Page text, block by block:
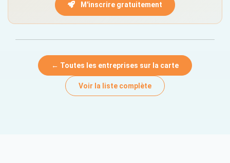
M'inscrire gratuitement
← Toutes les entreprises sur la carte
Voir la liste complète